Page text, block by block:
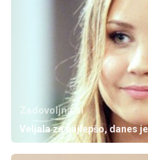
Zadovoljna.si
Veljala za najlepšo, danes